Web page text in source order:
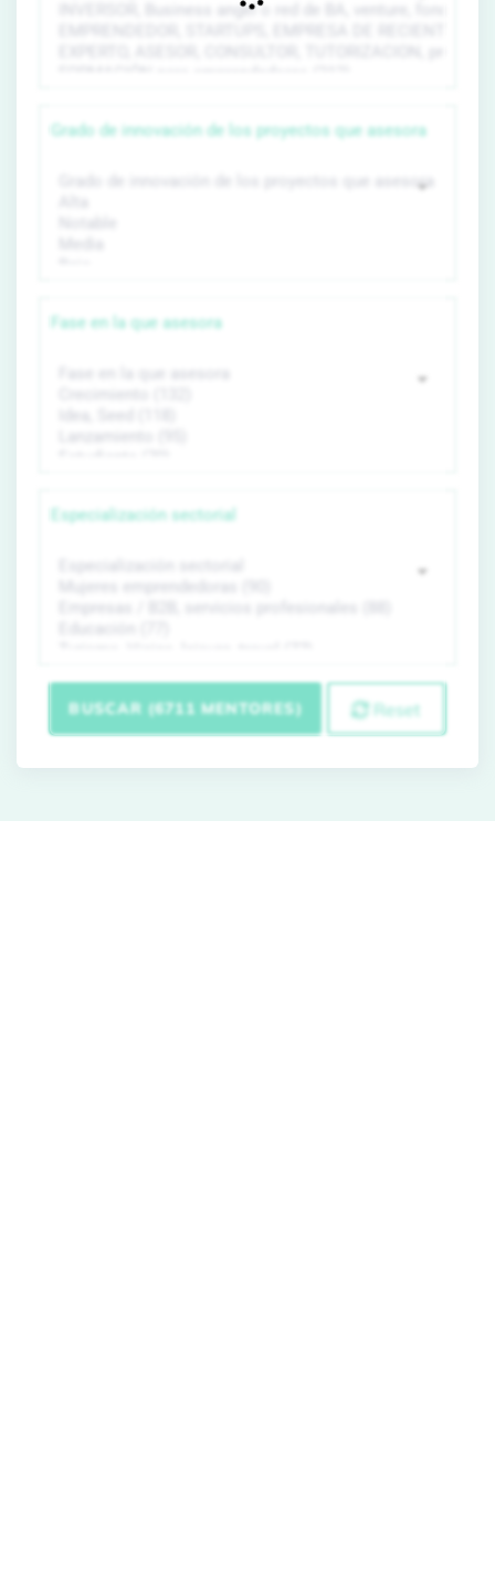
Grado de innovación de los proyectos que asesora
Fase en la que asesora
Especialización sectorial
BUSCAR (6711 MENTORES) Reset